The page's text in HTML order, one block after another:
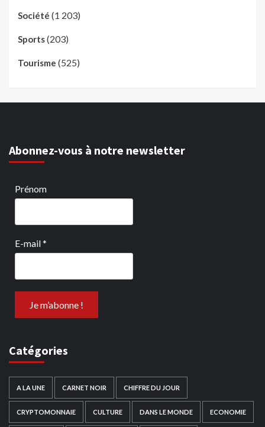
Société (1 203)
Sports(203)
Tourisme (525)
Abonnez-vous à notre newsletter
Prénom
E-mail*
Catégories
A LA UNE CARNET NOIR CHIFFRE DU JOUR
CRYPTOMONNAIE CULTURE DANS LE MONDE ECONOMIE